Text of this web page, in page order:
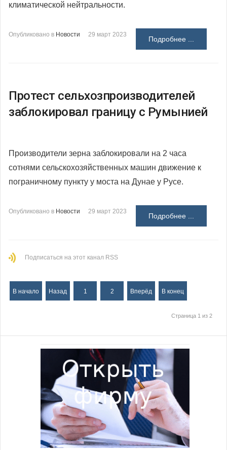
климатической нейтральности.
Опубликовано в Новости 29 март 2023
Подробнее ...
Протест сельхозпроизводителей
заблокировал границу с Румынией
Производители зерна заблокировали на 2 часа
сотнями сельскохозяйственных машин движение к
пограничному пункту у моста на Дунае у Русе.
Опубликовано в Новости 29 март 2023
Подробнее ...
Подписаться на этот канал RSS
В начало Назад 1 2 Вперёд В конец
Страница 1 из 2